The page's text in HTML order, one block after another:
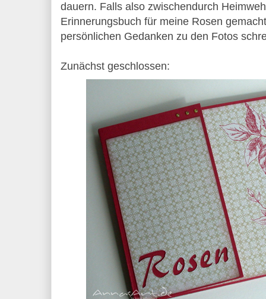
dauern. Falls also zwischendurch
Erinnerungsbuch für meine Rosen
persönlichen Gedanken zu den Fotos
Zunächst geschlossen: